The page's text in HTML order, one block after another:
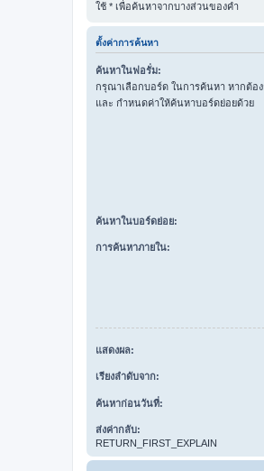
ใช้ * เพื่อค้นหาจากบางส่วนของคำ
ตั้งค่าการค้นหา
ค้นหาในฟอรั่ม:
กรุณาเลือกบอร์ด ในการค้นหา หากต้อ
และ กำหนดค่าให้ค้นหาบอร์ดย่อยด้วย
ค้นหาในบอร์ดย่อย:
การค้นหาภายใน:
แสดงผล:
เรียงลำดับจาก:
ค้นหาก่อนวันที่:
ส่งค่ากลับ:
RETURN_FIRST_EXPLAIN